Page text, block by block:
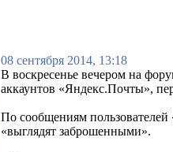
08 сентября 2014, 13:18
В воскресенье вечером на
аккаунтов «Яндекс.Почты»,
По сообщениям пользователей
«выглядят заброшенными».